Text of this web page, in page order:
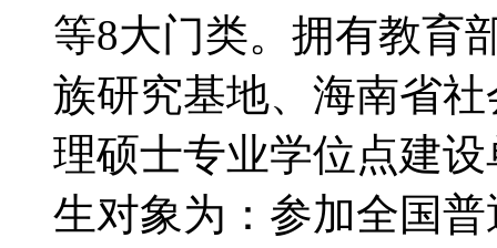
等8大门类。拥有教育
族研究基地、海南省
理硕士专业学位点建
生对象为：参加全国